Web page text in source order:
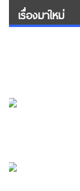
เรื่องมาใหม่